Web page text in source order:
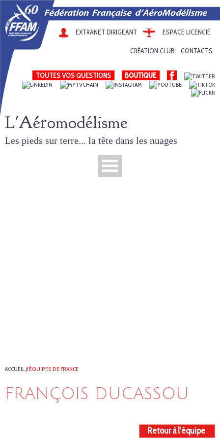
EXTRANET DIRIGEANT ESPACE LICENCIÉ
CRÉATION CLUB CONTACTS
TOUTES VOS QUESTIONS
L'Aéromodélisme
Les pieds sur terre... la tête dans les nuages
ACCUEIL//ÉQUIPES DE FRANCE
FRANÇOIS DUCASSOU
Retour à l'équipe